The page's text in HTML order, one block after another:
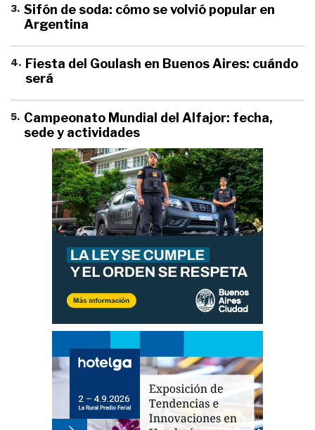
3. Sifón de soda: cómo se volvió popular en
Argentina
4. Fiesta del Goulash en Buenos Aires: cuándo
será
5. Campeonato Mundial del Alfajor: fecha,
sede y actividades